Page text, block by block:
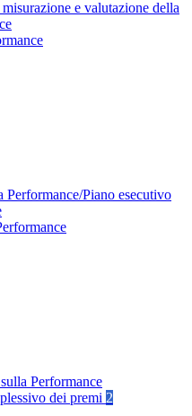
e valutazione della
Performance/Piano esecutivo
Performance
dei premi 2